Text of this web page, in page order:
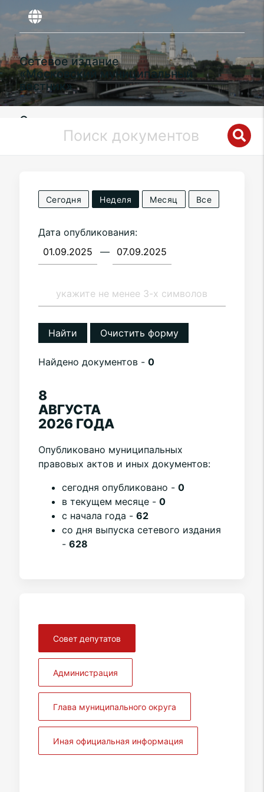
Сетевое издание
«Московский муниципальный
вестник»
Органы местного самоуправления
муниципального округаОчаково-
Матвеевскоев городе Москве
Сегодня Неделя Месяц Все
Дата опубликования:
—
Найти Очистить форму
Найдено документов - 0
8
АВГУСТА
2026 ГОДА
Опубликовано муниципальных
правовых актов и иных документов:
cегодня опубликовано - 0
в текущем месяце - 0
с начала года - 62
со дня выпуска сетевого издания
- 628
Совет депутатов
Администрация
Глава муниципального округа
Иная официальная информация